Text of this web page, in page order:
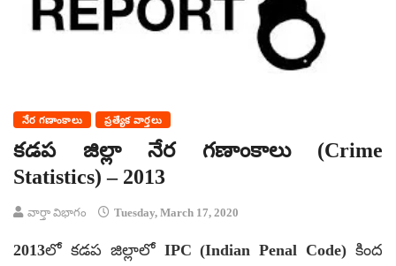
నేర గణాంకాలు ప్రత్యేక వార్తలు
కడప జిల్లా నేర గణాంకాలు (Crime
Statistics) – 2013
వార్తా విభాగం Tuesday, March 17, 2020
2013లో కడప జిల్లాలో IPC (Indian Penal Code) కింద